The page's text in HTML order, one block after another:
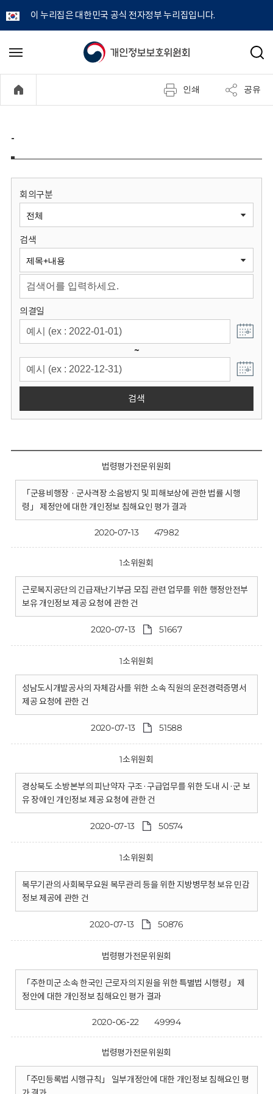
이 누리집은 대한민국 공식 전자정부 누리집입니다.
개
정
보
원
회
메
기
검
인쇄 공유
-
회의구분
검색
의결일
~
검색
법령평가전문위원회
「군용비행장 · 군사격장 소음방지 및 피해보상에 관한 법률 시행
령」 제정안에 대한 개인정보 침해요인 평가 결과
2020-07-13 47982
1소위원회
근로복지공단의 긴급재난기부금 모집 관련 업무를 위한 행정안전부
보유 개인정보 제공 요청에 관한 건
2020-07-13 51667
1소위원회
성남도시개발공사의 자체감사를 위한 소속 직원의 운전경력증명서
제공 요청에 관한 건
2020-07-13 51588
1소위원회
경상북도 소방본부의 피난약자 구조·구급업무를 위한 도내 시·군 보
유 장애인 개인정보 제공 요청에 관한 건
2020-07-13 50574
1소위원회
복무기관의 사회복무요원 복무관리 등을 위한 지방병무청 보유 민감
정보 제공에 관한 건
2020-07-13 50876
법령평가전문위원회
「주한미군 소속 한국인 근로자의 지원을 위한 특별법 시행령」 제
정안에 대한 개인정보 침해요인 평가 결과
2020-06-22 49994
법령평가전문위원회
「주민등록법 시행규칙」 일부개정안에 대한 개인정보 침해요인 평